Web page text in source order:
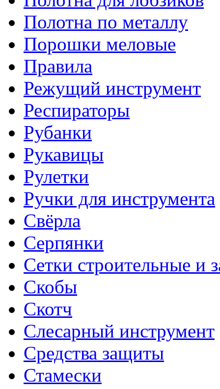
Полотна по металлу
Порошки меловые
Правила
Режущий инструмент
Респираторы
Рубанки
Рукавицы
Рулетки
Ручки для инструмента
Свёрла
Серпянки
Сетки строительные и
Скобы
Скотч
Слесарный инструмент
Средства защиты
Стамески